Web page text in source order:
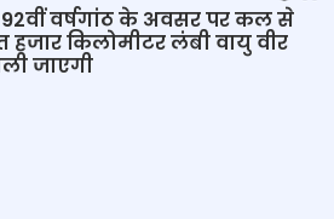
वर्षगांठ के अवसर पर कल से
किलोमीटर लंबी वायु वीर
जाएगी